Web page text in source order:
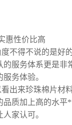
惠性价比高
度不得不说的是好
的服务体系更是
务体验。
出来珍珠棉片材
品质加上高的水
家认可。